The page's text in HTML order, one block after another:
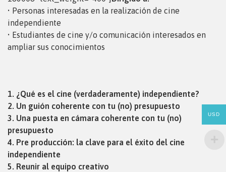
• Personas interesadas en la realización de cine
independiente
• Estudiantes de cine y/o comunicación interesados en
ampliar sus conocimientos
1. ¿Qué es el cine (verdaderamente) independiente?
2. Un guión coherente con tu (no) presupuesto
3. Una puesta en cámara coherente con tu (no)
presupuesto
4. Pre producción: la clave para el éxito del cine
independiente
5. Reunir al equipo creativo
USD